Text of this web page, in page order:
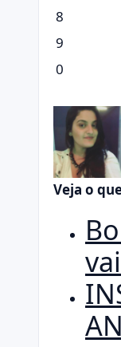
8
9
0
Veja o